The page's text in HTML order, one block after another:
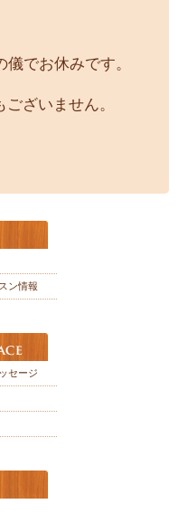
でお休みです。
ざいません。
ン情報
セージ